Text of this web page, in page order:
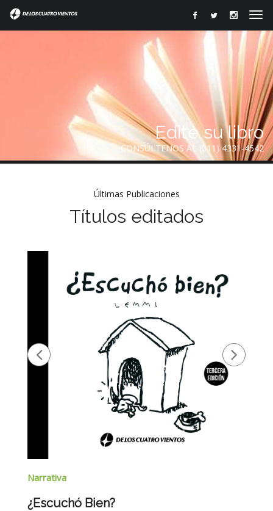
Edite su libro
CONSÚLTENOS AL (011) 4331-4542
Últimas Publicaciones
Títulos editados
Narrativa
¿Escuchó Bien?